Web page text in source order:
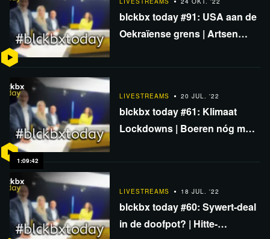
blckbx today #91: USA aan de
Oekraïense grens | Artsen
1:09:42
LIVESTREAMS 20 JUL. '22
blckbx today #61: Klimaat
Lockdowns | Boeren nóg meer
LIVESTREAMS 18 JUL. '22
blckbx today #60: Sywert-deal
in de doofpot? | Hitte-